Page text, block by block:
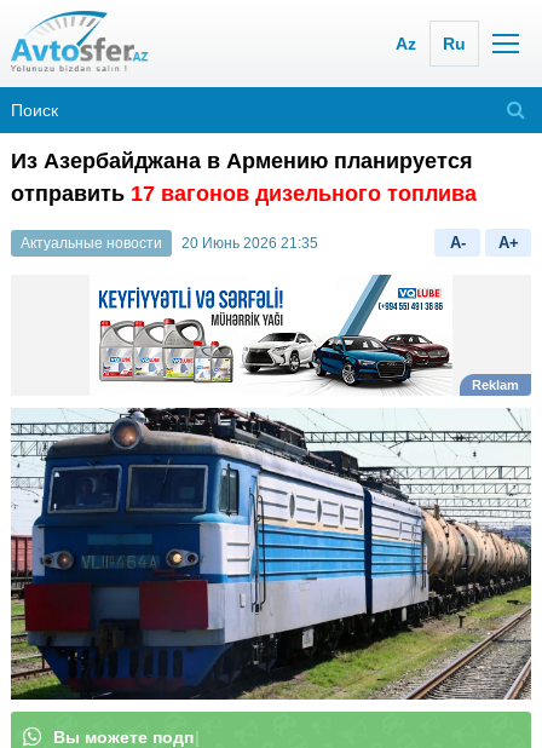
Az Ru
Из Азербайджана в Армению планируется
отправить 17 вагонов дизельного топлива
Актуальные новости 20 Июнь 2026 21:35 A- A+
Вы мо|